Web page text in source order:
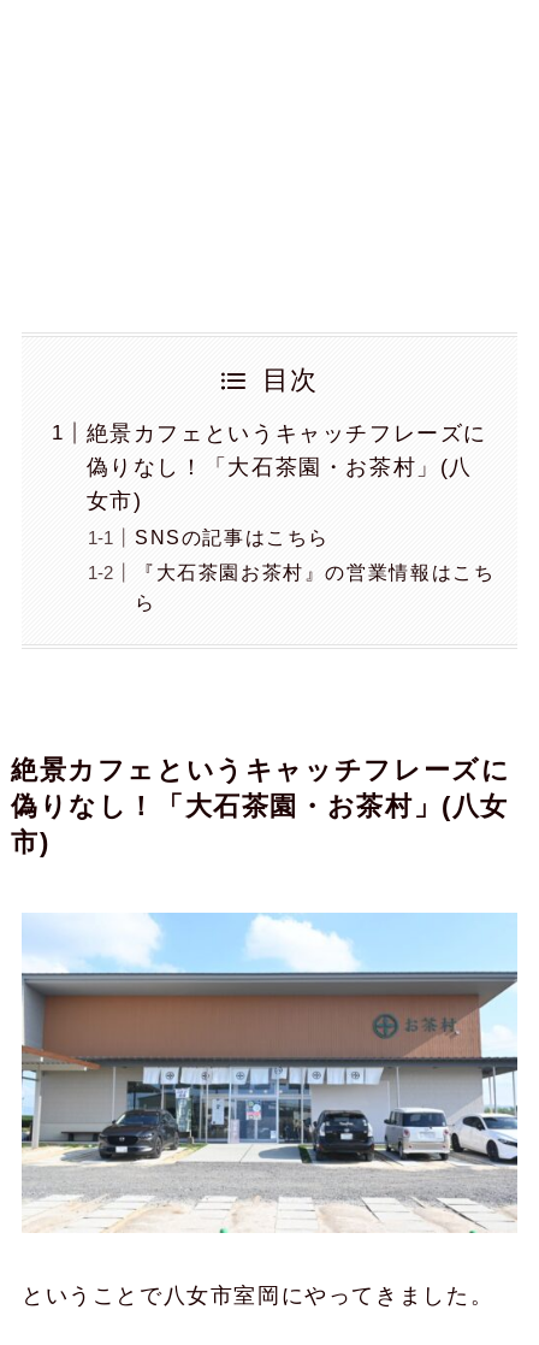
目次
絶景カフェというキャッチフレーズに
偽りなし！「大石茶園・お茶村」(八
女市)
SNSの記事はこちら
『大石茶園お茶村』の営業情報はこち
ら
絶景カフェというキャッチフレーズに
偽りなし！「大石茶園・お茶村」(八女
市)
ということで八女市室岡にやってきました。